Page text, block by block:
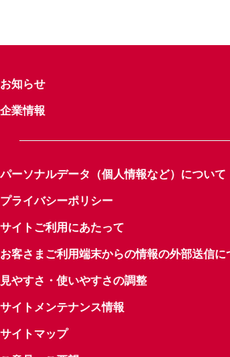
お知らせ
企業情報
パーソナルデータ（個人情報など）について
プライバシーポリシー
サイトご利用にあたって
お客さまご利用端末からの情報の外部送信に
見やすさ・使いやすさの調整
サイトメンテナンス情報
サイトマップ